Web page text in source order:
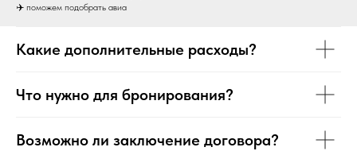
✈️ поможем подобрать авиа
Какие дополнительные расходы?
Что нужно для бронирования?
Возможно ли заключение договора?